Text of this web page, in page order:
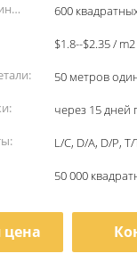
600
$1.8--$2.35 / m2
50 метров
через 15 дней
L/C, D/A, D/P,
50 000